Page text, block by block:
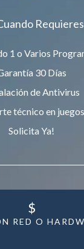
1 o Varios
30 Días
de Antivirus
técnico en juegos
Solicita Ya!
RED O
$